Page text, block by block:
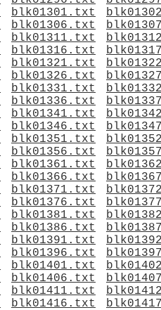
blk01301.txt
blk01306.txt
blk01311.txt
blk01316.txt
blk01321.txt
blk01326.txt
blk01331.txt
blk01336.txt
blk01341.txt
blk01346.txt
blk01351.txt
blk01356.txt
blk01361.txt
blk01366.txt
blk01371.txt
blk01376.txt
blk01381.txt
blk01386.txt
blk01391.txt
blk01396.txt
blk01401.txt
blk01406.txt
blk01411.txt
blk01416.txt